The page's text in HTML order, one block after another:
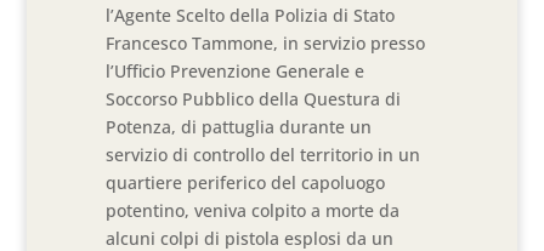
l’Agente Scelto della Polizia di Stato
Francesco Tammone, in servizio presso
l’Ufficio Prevenzione Generale e
Soccorso Pubblico della Questura di
Potenza, di pattuglia durante un
servizio di controllo del territorio in un
quartiere periferico del capoluogo
potentino, veniva colpito a morte da
alcuni colpi di pistola esplosi da un